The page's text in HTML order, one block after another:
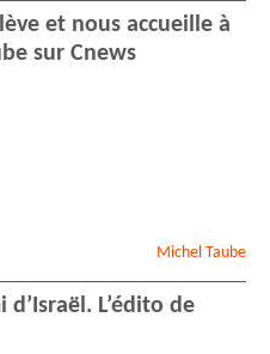
et nous accueille à
sur Cnews
Michel Taube
d’Israël. L’édito de